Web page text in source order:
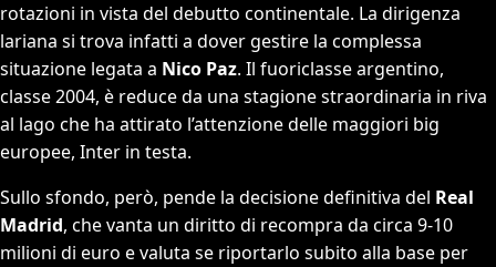
rotazioni in vista del debutto continentale. La dirigenza
lariana si trova infatti a dover gestire la complessa
situazione legata a Nico Paz. Il fuoriclasse argentino,
classe 2004, è reduce da una stagione straordinaria in riva
al lago che ha attirato l’attenzione delle maggiori big
europee, Inter in testa.
Sullo sfondo, però, pende la decisione definitiva del Real
Madrid, che vanta un diritto di recompra da circa 9-10
milioni di euro e valuta se riportarlo subito alla base per